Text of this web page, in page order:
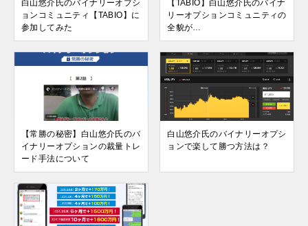
白山悠介氏のバイナリーオプシ
ョンコミュニティ【TABIO】に
参加してみた
【TABIO】白山悠介氏のバイナ
リーオプションコミュニティの
全貌が…
【常勝の秘密】白山悠介氏のバ
イナリーオプションの裁量トレ
ード手法について
白山悠介氏のバイナリーオプシ
ョンで楽して勝つ方法は？